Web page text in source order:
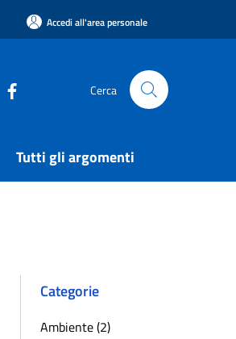
Accedi all'area personale
Cerca
Tutti gli argomenti
Categorie
Ambiente (2)